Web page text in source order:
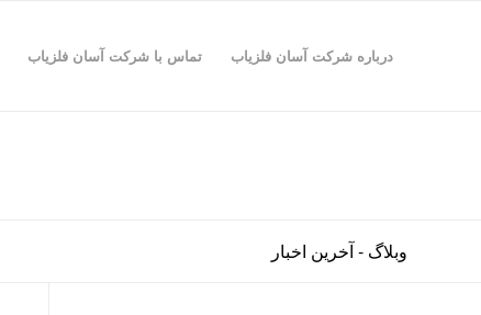
درباره شرکت آسان فلزیاب تماس با شرکت آسان فلزیاب
وبلاگ - آخرین اخبار